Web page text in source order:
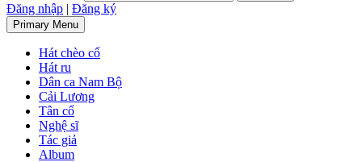
Đăng nhập | Đăng ký
Primary Menu
Hát chèo cổ
Hát ru
Dân ca Nam Bộ
Cải Lương
Tân cổ
Nghệ sĩ
Tác giả
Album